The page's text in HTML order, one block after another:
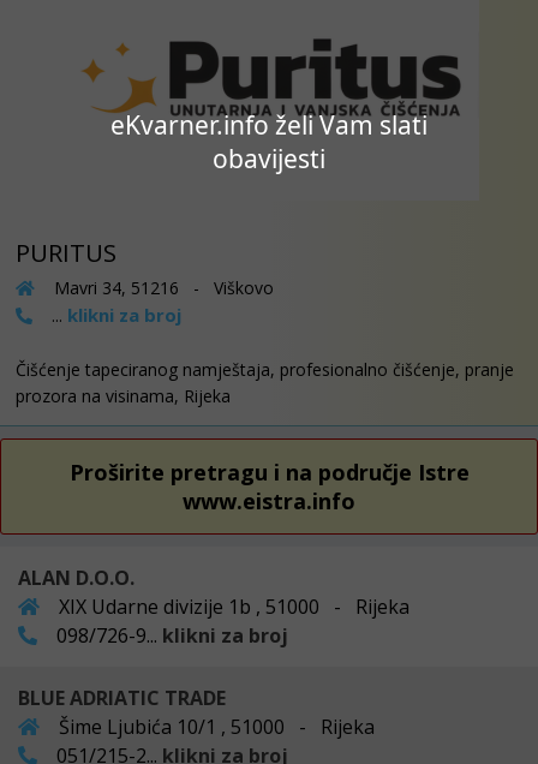
eKvarner.info želi Vam slati
obavijesti
PURITUS
Mavri 34, 51216 - Viškovo
... klikni za broj
Čišćenje tapeciranog namještaja, profesionalno čišćenje, pranje
prozora na visinama, Rijeka
Proširite pretragu i na područje Istre
www.eistra.info
ALAN D.O.O.
XIX Udarne divizije 1b , 51000 - Rijeka
098/726-9... klikni za broj
BLUE ADRIATIC TRADE
Šime Ljubića 10/1 , 51000 - Rijeka
051/215-2... klikni za broj